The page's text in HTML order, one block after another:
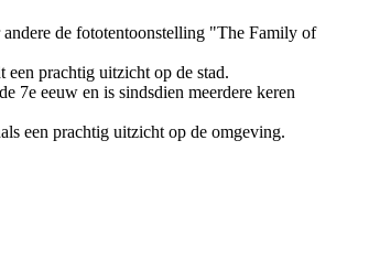
de fototentoonstelling "The Family of
prachtig uitzicht op de stad.
7e eeuw en is sindsdien meerdere keren
een prachtig uitzicht op de omgeving.